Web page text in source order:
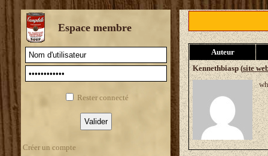
Espace membre
Rester connecté
Créer un compte
Auteur
Kennethbiasp (site